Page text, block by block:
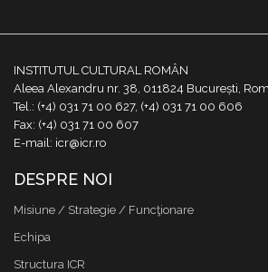
INSTITUTUL CULTURAL ROMÂN
Aleea Alexandru nr. 38, 011824 București,
Tel.: (+4) 031 71 00 627, (+4) 031 71 00 606
Fax: (+4) 031 71 00 607
E-mail: icr@icr.ro
DESPRE NOI
Misiune / Strategie / Funcţionare
Echipa
Structura ICR